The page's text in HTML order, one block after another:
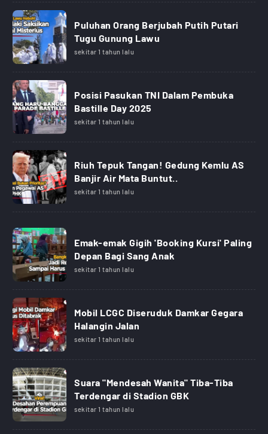
Puluhan Orang Berjubah Putih Putari
Tugu Gunung Lawu
sekitar 1 tahun lalu
Posisi Pasukan TNI Dalam Pembuka
Bastille Day 2025
sekitar 1 tahun lalu
Riuh Tepuk Tangan! Gedung Kemlu AS
Banjir Air Mata Buntut..
sekitar 1 tahun lalu
Emak-emak Gigih 'Booking Kursi' Paling
Depan Bagi Sang Anak
sekitar 1 tahun lalu
Mobil LCGC Diseruduk Damkar Gegara
Halangin Jalan
sekitar 1 tahun lalu
Suara "Mendesah Wanita" Tiba-Tiba
Terdengar di Stadion GBK
sekitar 1 tahun lalu